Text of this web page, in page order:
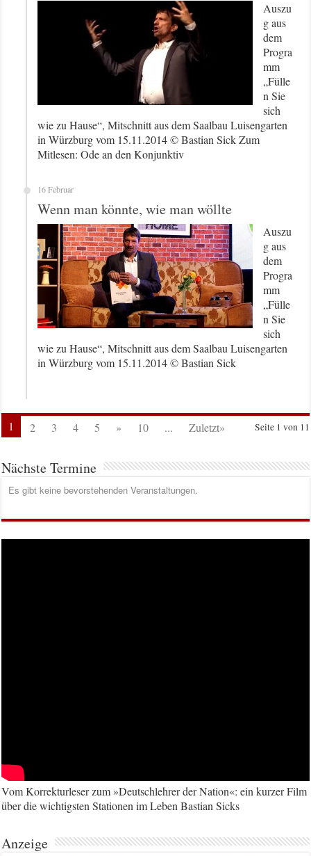
Auszu
g aus
dem
Progra
mm
„Fülle
n Sie
sich
wie zu Hause“, Mitschnitt aus dem Saalbau Luisengarten
in Würzburg vom 15.11.2014 © Bastian Sick Zum
Mitlesen: Ode an den Konjunktiv
16 Februar
Wenn man könnte, wie man wöllte
Auszu
g aus
dem
Progra
mm
„Fülle
n Sie
sich
wie zu Hause“, Mitschnitt aus dem Saalbau Luisengarten
in Würzburg vom 15.11.2014 © Bastian Sick
Seite 1 von 11
1 2 3 4 5 » 10 ... Zuletzt»
Nächste Termine
Es gibt keine bevorstehenden Veranstaltungen.
Vom Korrekturleser zum »Deutschlehrer der Nation«: ein kurzer Film
über die wichtigsten Stationen im Leben Bastian Sicks
Anzeige